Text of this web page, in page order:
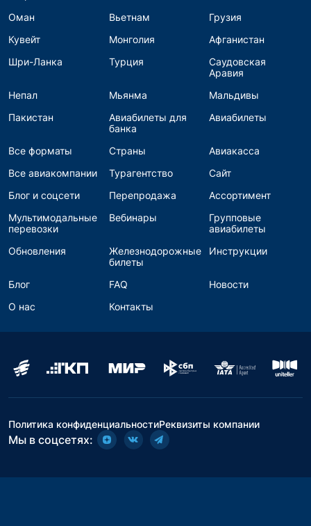
Оман
Вьетнам
Грузия
Кувейт
Монголия
Афганистан
Шри-Ланка
Турция
Саудовская
Аравия
Непал
Мьянма
Мальдивы
Пакистан
Авиабилеты для
банка
Авиабилеты
Все форматы Страны
Авиакасса
Все авиакомпании
Турагентство
Сайт
Блог и соцсети
Перепродажа
Ассортимент
Мультимодальные
перевозки
Вебинары
Групповые
авиабилеты
Обновления
Железнодорожные
билеты
Инструкции
Блог FAQ
Новости
О нас
Контакты
Политика конфиденциальностиРеквизиты компании
Мы в соцсетях: